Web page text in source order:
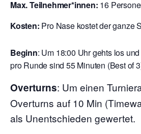
Max. Teilnehmer*innen: 16
Kosten: Pro Nase kostet der ganze
Beginn: Um 18:00 Uhr gehts los
pro Runde sind 55 Minuten (Best of
Overturns: Um einen
Overturns auf 10 Min
als Unentschieden gewertet.